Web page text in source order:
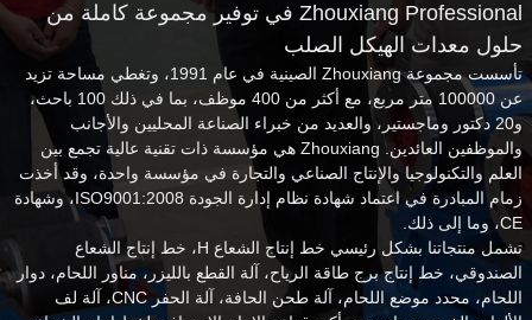
Zhouxiang Professional في توفير مجموعة كاملة من
حلول معدات الهيكل الصلب
تأسست مجموعة Zhouxiang الصينية في عام 1991، وتغطي مساحة تزيد
عن 100000 متر مربع، مع أكثر من 400 موظف، بما في ذلك 100 باحث،
و20 دكتور وماجستير، والعديد من خبراء الصناعة المحليين والأجانب
والموظفين العائدين. Zhouxiang هي مؤسسة ذات تقنية عالية تجمع بين
العلم والتكنولوجيا والإنتاج الصناعي والتجارة في مؤسسة واحدة، وقد أخذت
زمام المبادرة في اعتماد شهادة نظام إدارة الجودة ISO9001:2008، وشهادة
CE، وما إلى ذلك.
تشمل منتجاتنا بشكل رئيسي خط إنتاج الشعاع H، خط إنتاج الشعاع
الصندوقي، خط إنتاج برج طاقة الرياح، آلة القطع بالليزر، مناور اللحام، دوار
اللحام، محدد موضع اللحام، آلة طحن الحافة، آلة الحفر CNC، آلة لف